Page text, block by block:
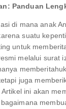
Panduan
di mana anak
suatu
untuk
melalui surat
juga
ini akan